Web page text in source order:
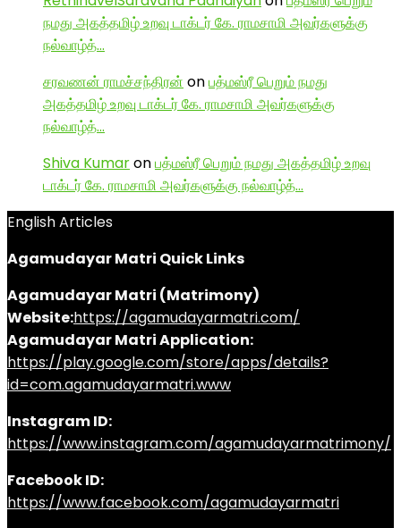
நமது அகத்தமிழ் உறவு டாக்டர் கே. ராமசாமி அவர்களுக்கு
நல்வாழ்த்…
சரவணன் ராமச்சந்திரன் onபத்மஸ்ரீ பெறும் நமது
அகத்தமிழ் உறவு டாக்டர் கே. ராமசாமி அவர்களுக்கு
நல்வாழ்த்…
Shiva Kumaronபத்மஸ்ரீ பெறும் நமது அகத்தமிழ் உறவு
டாக்டர் கே. ராமசாமி அவர்களுக்கு நல்வாழ்த்…
English Articles
Agamudayar Matri Quick Links
Agamudayar Matri (Matrimony)
Website:https://agamudayarmatri.com/
Agamudayar Matri Application:
https://play.google.com/store/apps/details?
id=com.agamudayarmatri.www
Instagram ID:
https://www.instagram.com/agamudayarmatrimony/
Facebook ID:
https://www.facebook.com/agamudayarmatri